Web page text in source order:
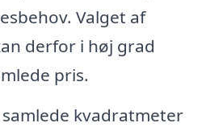
Valget af
derfor i høj grad
pris.
samlede kvadratmeter